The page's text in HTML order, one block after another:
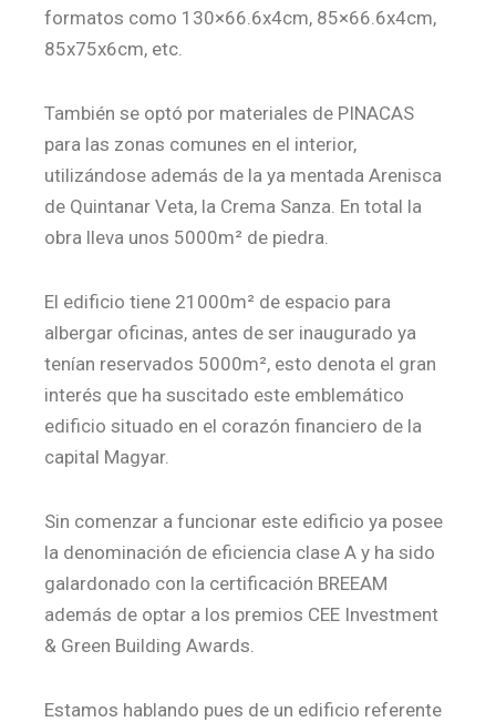
formatos como 130×66.6x4cm, 85×66.6x4cm,
85x75x6cm, etc.
También se optó por materiales de PINACAS
para las zonas comunes en el interior,
utilizándose además de la ya mentada Arenisca
de Quintanar Veta, la Crema Sanza. En total la
obra lleva unos 5000m² de piedra.
El edificio tiene 21000m² de espacio para
albergar oficinas, antes de ser inaugurado ya
tenían reservados 5000m², esto denota el gran
interés que ha suscitado este emblemático
edificio situado en el corazón financiero de la
capital Magyar.
Sin comenzar a funcionar este edificio ya posee
la denominación de eficiencia clase A y ha sido
galardonado con la certificación BREEAM
además de optar a los premios CEE Investment
& Green Building Awards.
Estamos hablando pues de un edificio referente